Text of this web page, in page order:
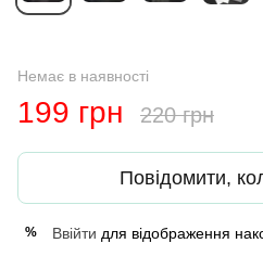
Немає в наявності
199 грн 220 грн
Повідомити,
% Ввійти для відображення